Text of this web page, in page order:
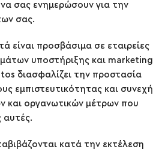
να σας ενημερώσουν για την
σας.
είναι προσβάσιμα σε εταιρείες
υποστήριξης και marketing
διασφαλίζει την προστασία
εμπιστευτικότητας και συνεχή
και οργανωτικών μέτρων που
αυτές.
κατά την εκτέλεση